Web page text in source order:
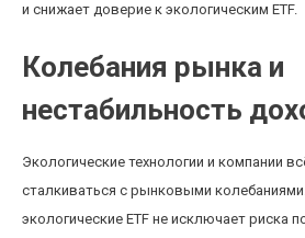
и снижает доверие к экологическим ETF.
Колебания рынка и
нестабильность
Экологические технологии и компании
сталкиваться с рынковыми
экологические ETF не исключает риска